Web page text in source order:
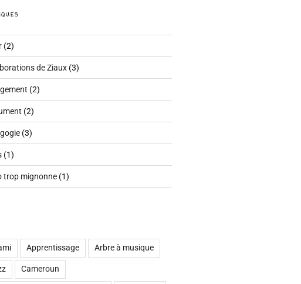
(2)
de Ziaux(3)
(2)
(2)
(3)
(1)
trop mignonne(1)
Apprentissage Arbre à musique
Cameroun